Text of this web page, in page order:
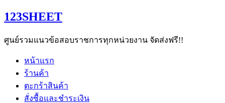
Skip
to
123SHEET
ศูนย์รวมแนวข้อสอบราชการทุกหน่วยงาน จัดส่งฟรี!!
หน้าแรก
ร้านค้า
ตะกร้าสินค้า
สั่งซื้อและชำระเงิน